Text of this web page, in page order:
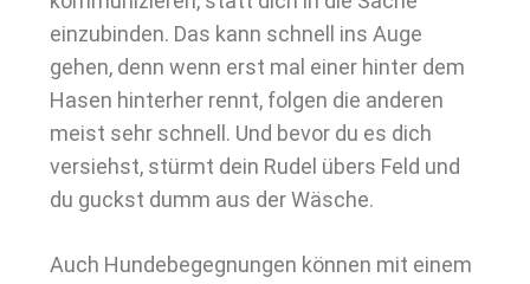
einzubinden. Das kann schnell ins Auge
gehen, denn wenn erst mal einer hinter dem
Hasen hinterher rennt, folgen die anderen
meist sehr schnell. Und bevor du es dich
versiehst, stürmt dein Rudel übers Feld und
du guckst dumm aus der Wäsche.
Auch Hundebegegnungen können mit einem